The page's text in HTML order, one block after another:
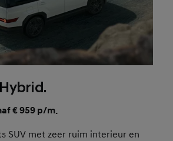
€ 959 p/m.
SUV met zeer ruim interieur en